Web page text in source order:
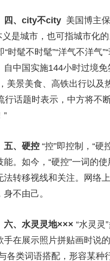
四、city不city 美国博主
义是城市，也可指城市化
“时髦不时髦”“洋气不洋气
自中国实施144小时过境
美景美食、高铁出行以及
行话题时表示，中方将不
”
五、硬控 “控”即控制，“
能。如今，“硬控”一词的
法转移视线和关注。网络
身不由己。
六、水灵灵地××× “水灵灵
手在展示照片拼贴画时说
各类词语搭配，形容某种